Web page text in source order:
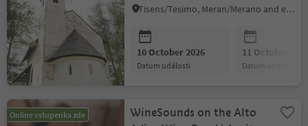
Grissian/Grissiano
Tisens/Tesimo, Meran/Merano and environs
10 October 2026
datum události
11 October
datum události
Online vstupenka zde
WineSounds on the Alto